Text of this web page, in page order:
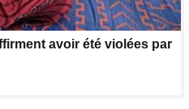
avoir été violées par